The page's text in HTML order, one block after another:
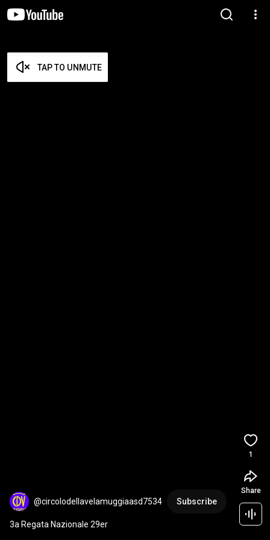
TAP TO UNMUTE
@circolodellavelamuggiaasd7534 Subscribe
3a Regata Nazionale 29er
1
Share